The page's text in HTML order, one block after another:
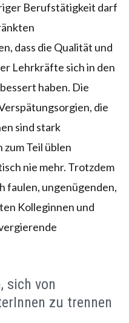
Berufstätigkeit darf
dass die Qualität und
Lehrkräfte sich in den
haben. Die
die
sind stark
zum Teil üblen
nie mehr. Trotzdem
faulen, ungenügenden,
Kolleginnen und
sich von
zu trennen